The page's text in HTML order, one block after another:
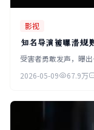
影视
知名导演被曝潜规
受害者勇敢发声，曝
2026-05-09
67.9万